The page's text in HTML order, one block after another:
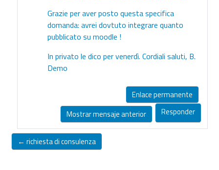
Grazie per aver posto questa specifica
domanda: avrei dovtuto integrare quanto
pubblicato su moodle !
In privato le dico per venerdì. Cordiali saluti, B.
Demo
Enlace permanente
Mostrar mensaje anterior
Responder
← richiesta di consulenza